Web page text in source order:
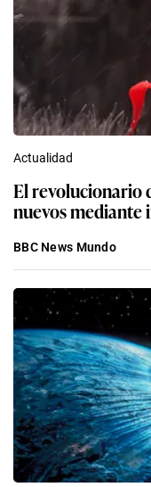
Actualidad
El revolucionario
nuevos
BBC News Mundo